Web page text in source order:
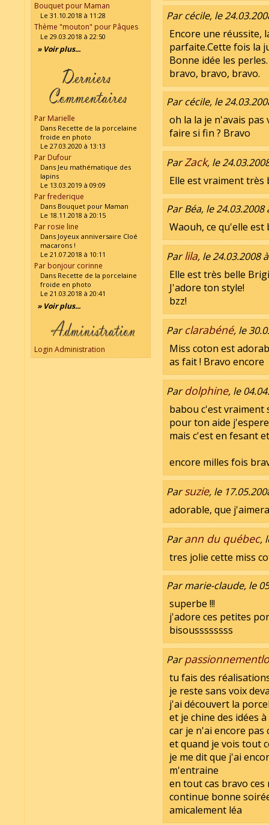
Bouquet pour Maman
Le 31.10.2018 à 11:28
Thème "mouton" pour Pâques
Le 29.03.2018 à 22:50
» Voir plus...
Par Marielle
Dans Recette de la porcelaine
froide en photo
Le 27.03.2020 à 13:13
Par Dufour
Dans Jeu mathématique des
lapins
Le 13.03.2019 à 09:09
Par frederique
Dans Bouquet pour Maman
Le 18.11.2018 à 20:15
Par rosie line
Dans Joyeux anniversaire Cloé
macarons !
Le 21.07.2018 à 10:11
Par bonjour corinne
Dans Recette de la porcelaine
froide en photo
Le 21.03.2018 à 20:41
» Voir plus...
Login Administration
Par cécile, le
Encore une réussite,
parfaite.Cette fois la
Bonne idée les
bravo, bravo, bravo.
Par cécile, le
oh la la je n'avais
faire si fin ? Bravo
ParZack, le
Elle est vraiment très
Par Béa, le 24.03.2008
Waouh, ce qu'elle est
Parlila, le 24.03.2008
Elle est très belle
J'adore ton style!
bzz!
Parclarabéné, le
Miss coton est
as fait ! Bravo encore
Pardolphine, le
babou c'est vraiment
pour ton aide
mais c'est en fesant
encore milles fois
Parsuzie, le
adorable, que
Parann du québec,
tres jolie cette miss
Par marie-claude, le
superbe !!!
j'adore ces petites
bisoussssssss
Par
tu fais des
je reste sans voix
j'ai découvert la
et je chine des idées
car je n'ai encore pas
et quand je vois tout
je me dit que j'ai
m'entraine
en tout cas bravo
continue bonne
amicalement léa